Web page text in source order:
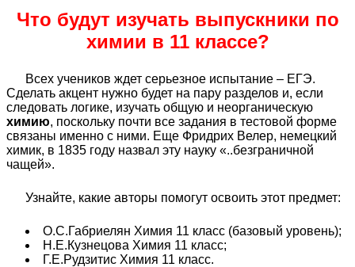
Что будут изучать выпускники по
химии в 11 классе?
Всех учеников ждет серьезное испытание – ЕГЭ.
Сделать акцент нужно будет на пару разделов и, если
следовать логике, изучать общую и неорганическую
химию, поскольку почти все задания в тестовой форме
связаны именно с ними. Еще Фридрих Велер, немецкий
химик, в 1835 году назвал эту науку «..безграничной
чащей».
Узнайте, какие авторы помогут освоить этот предмет:
О.С.Габриелян Химия 11 класс (базовый уровень);
Н.Е.Кузнецова Химия 11 класс;
Г.Е.Рудзитис Химия 11 класс.